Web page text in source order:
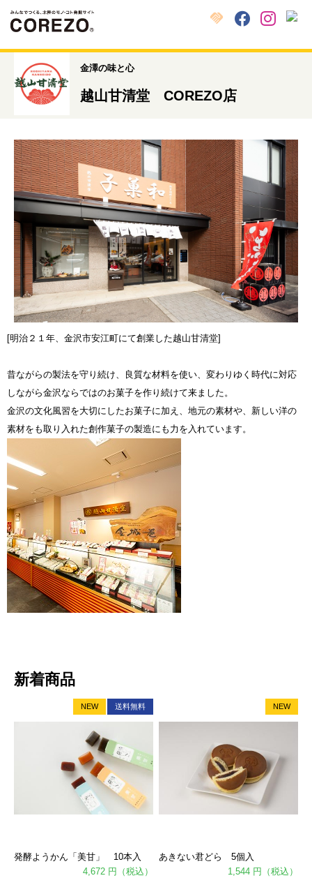
クラウドファンディング
FacebookInstagram
X
金澤の味と心
越山甘清堂 COREZO店
[明治２１年、金沢市安江町にて創業した越山甘清堂]
昔ながらの製法を守り続け、良質な材料を使い、変わりゆく時代に対応
しながら金沢ならではのお菓子を作り続けて来ました。
金沢の文化風習を大切にしたお菓子に加え、地元の素材や、新しい洋の
素材をも取り入れた創作菓子の製造にも力を入れています。
新着商品
NEW 送料無料
発酵ようかん「美甘」 10本入
4,672 円（税込）
NEW
あきない君どら 5個入
1,544 円（税込）